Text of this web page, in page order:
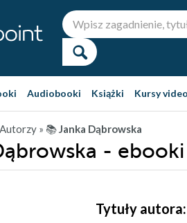
Audiobooki Książki Kursy video
» 📚Janka Dąbrowska
- ebooki
Tytuły